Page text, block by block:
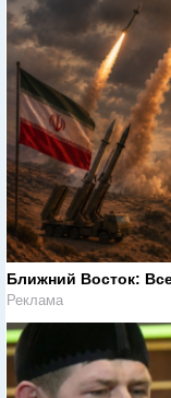
Ближний Восток:
Реклама